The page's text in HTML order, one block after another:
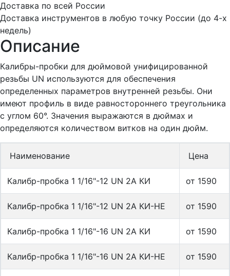
Доставка по всей России
Доставка инструментов в любую точку России (до 4-х
недель)
Описание
Калибры-пробки для дюймовой унифицированной
резьбы UN используются для обеспечения
определенных параметров внутренней резьбы. Они
имеют профиль в виде равностороннего треугольника
с углом 60°. Значения выражаются в дюймах и
определяются количеством витков на один дюйм.
Наименование Цена
Калибр-пробка 1 1/16"-12 UN 2A КИ от 1590
Калибр-пробка 1 1/16"-12 UN 2A КИ-НЕ от 1590
Калибр-пробка 1 1/16"-16 UN 2A КИ от 1590
Калибр-пробка 1 1/16"-16 UN 2A КИ-НЕ от 1590